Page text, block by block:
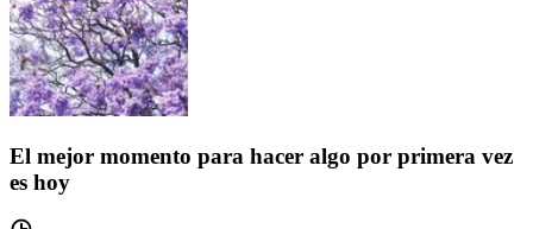
El mejor momento para hacer algo por primera vez
es hoy